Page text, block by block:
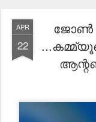
APR
22
ജോൺ